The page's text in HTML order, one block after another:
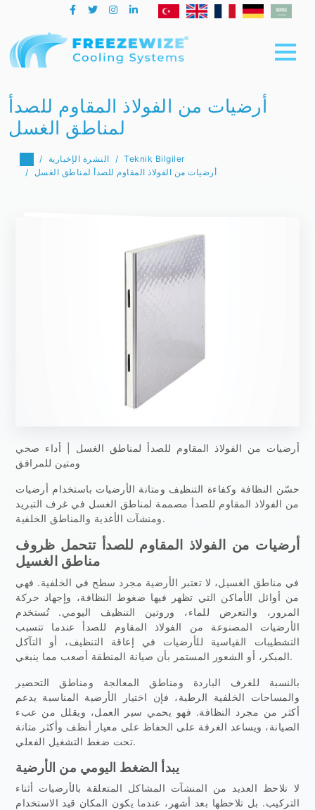
أرضيات من الفولاذ المقاوم للصدأ
لمناطق الغسل
النشرة الإخبارية
Teknik Bilgiler
أرضيات من الفولاذ المقاوم للصدأ لمناطق الغسل
أرضيات من الفولاذ المقاوم للصدأ لمناطق الغسل | أداء صحي
ومتين للمرافق
حسّن النظافة وكفاءة التنظيف ومتانة الأرضيات باستخدام أرضيات
من الفولاذ المقاوم للصدأ مصممة لمناطق الغسل في غرف التبريد
ومنشآت الأغذية والمناطق الخلفية.
أرضيات من الفولاذ المقاوم للصدأ تتحمل ظروف
مناطق الغسيل
في مناطق الغسيل، لا تعتبر الأرضية مجرد سطح في الخلفية. فهي
من أوائل الأماكن التي تظهر فيها ضغوط النظافة، وإجهاد حركة
المرور، والتعرض للماء، وروتين التنظيف اليومي. تُستخدم
الأرضيات المصنوعة من الفولاذ المقاوم للصدأ عندما تتسبب
التشطيبات القياسية للأرضيات في إعاقة التنظيف، أو التآكل
المبكر، أو الشعور المستمر بأن صيانة المنطقة أصعب مما ينبغي.
بالنسبة للغرف الباردة ومناطق المعالجة ومناطق التحضير
والمساحات الخلفية الرطبة، فإن اختيار الأرضية المناسبة يدعم
أكثر من مجرد النظافة. فهو يحمي سير العمل، ويقلل من عبء
الصيانة، ويساعد الغرفة على الحفاظ على معيار أنظف وأكثر متانة
تحت ضغط التشغيل الفعلي.
يبدأ الضغط اليومي من الأرضية
لا تلاحظ العديد من المنشآت المشاكل المتعلقة بالأرضيات أثناء
التركيب. بل تلاحظها بعد أشهر، عندما يكون المكان قيد الاستخدام